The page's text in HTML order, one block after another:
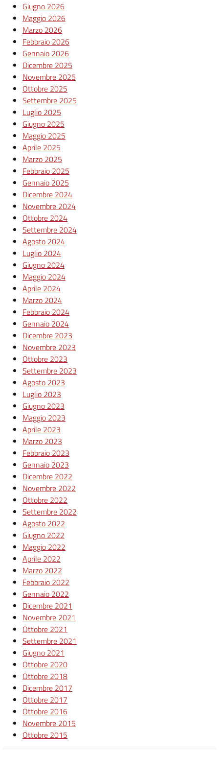
Giugno 2026
Maggio 2026
Marzo 2026
Febbraio 2026
Gennaio 2026
Dicembre 2025
Novembre 2025
Ottobre 2025
Settembre 2025
Luglio 2025
Giugno 2025
Maggio 2025
Aprile 2025
Marzo 2025
Febbraio 2025
Gennaio 2025
Dicembre 2024
Novembre 2024
Ottobre 2024
Settembre 2024
Agosto 2024
Luglio 2024
Giugno 2024
Maggio 2024
Aprile 2024
Marzo 2024
Febbraio 2024
Gennaio 2024
Dicembre 2023
Novembre 2023
Ottobre 2023
Settembre 2023
Agosto 2023
Luglio 2023
Giugno 2023
Maggio 2023
Aprile 2023
Marzo 2023
Febbraio 2023
Gennaio 2023
Dicembre 2022
Novembre 2022
Ottobre 2022
Settembre 2022
Agosto 2022
Giugno 2022
Maggio 2022
Aprile 2022
Marzo 2022
Febbraio 2022
Gennaio 2022
Dicembre 2021
Novembre 2021
Ottobre 2021
Settembre 2021
Giugno 2021
Ottobre 2020
Ottobre 2018
Dicembre 2017
Ottobre 2017
Ottobre 2016
Novembre 2015
Ottobre 2015